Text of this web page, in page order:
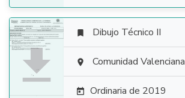

 Dibujo Técnico II
 Comunidad Valenciana
 Ordinaria de 2019